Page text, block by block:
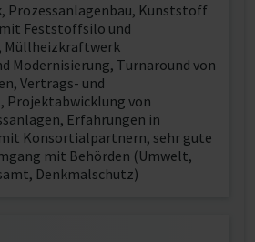
Prozessanlagenbau, Kunststoff
Feststoffsilo und
Müllheizkraftwerk
Modernisierung, Turnaround von
Vertrags- und
Projektabwicklung von
Erfahrungen in
Konsortialpartnern, sehr gute
mit Behörden (Umwelt,
Denkmalschutz)